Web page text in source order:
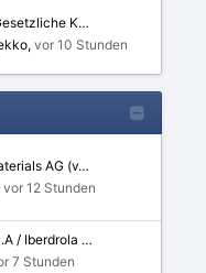
K…
vor 10 Stunden
AG (v…
vor 12 Stunden
/ Iberdrola …
7 Stunden